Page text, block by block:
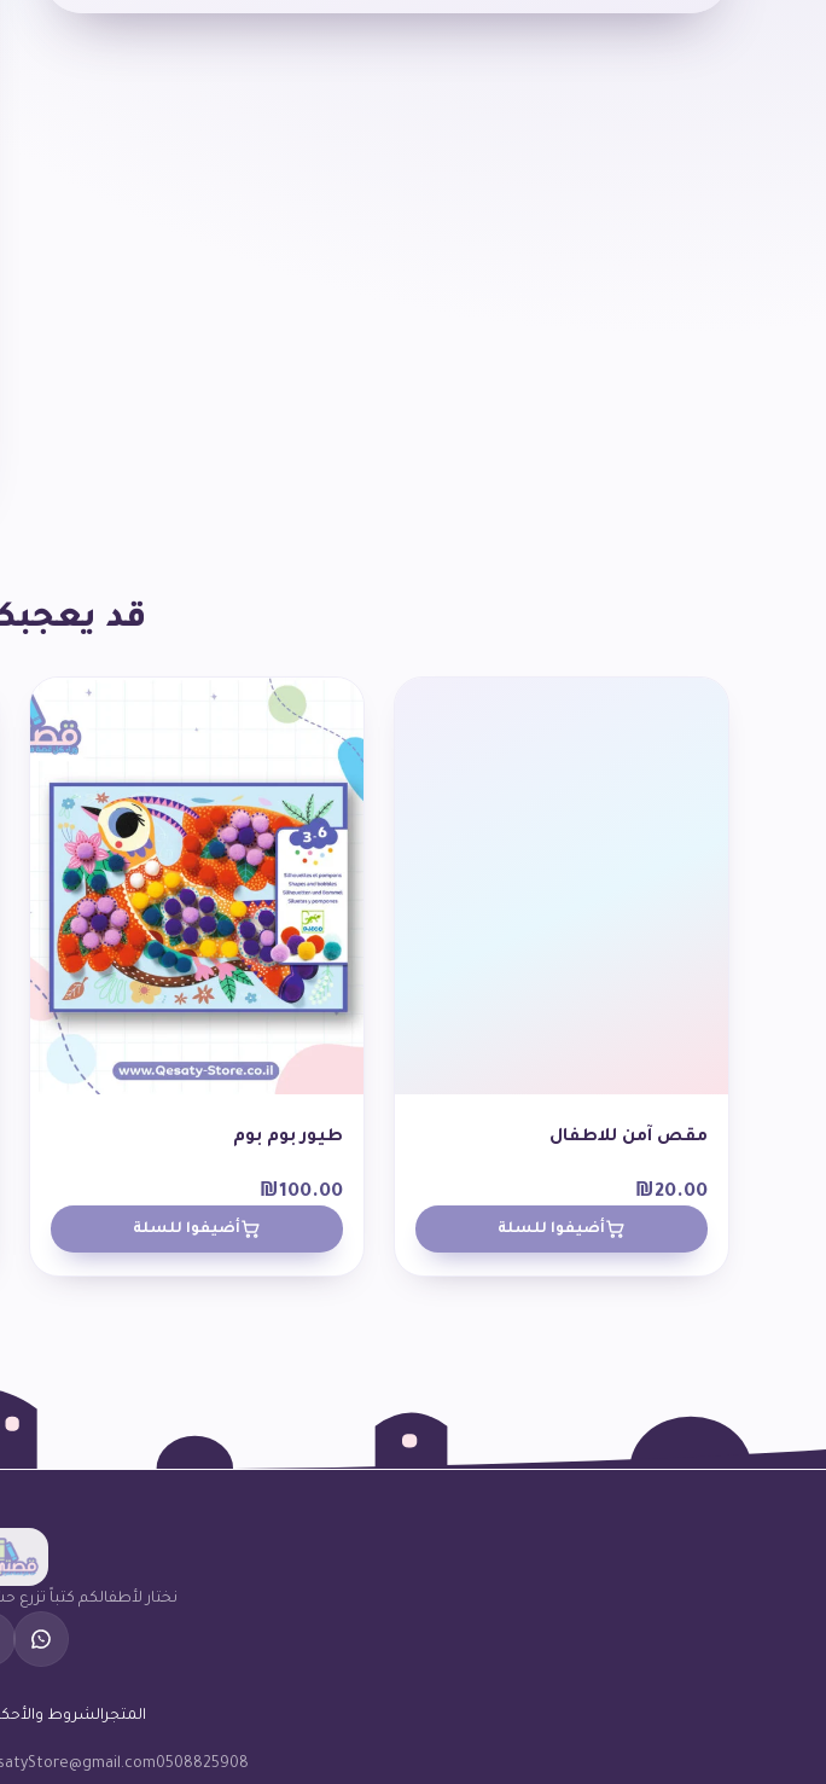
قد
مقص آمن للاطفال
₪20.00
أضيفوا للسلة
طيور بوم بوم
₪100.00
أضيفوا للسلة
نختار لأطفالكم كتباً تزرع
المتجرالشروط
0508825908